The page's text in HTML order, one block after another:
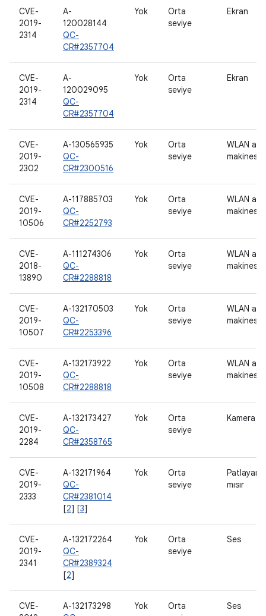
CVE-
2019-
2314
A-
120028144
QC-
CR#2357704
Yok
Orta
seviye
Ekran
CVE-
2019-
2314
A-
120029095
QC-
CR#2357704
Yok
Orta
seviye
Ekran
CVE-
2019-
2302
A-130565935
QC-
CR#2300516
Yok
Orta
seviye
WLAN ana
makinesi
CVE-
2019-
10506
A-117885703
QC-
CR#2252793
Yok
Orta
seviye
WLAN ana
makinesi
CVE-
2018-
13890
A-111274306
QC-
CR#2288818
Yok
Orta
seviye
WLAN ana
makinesi
CVE-
2019-
10507
A-132170503
QC-
CR#2253396
Yok
Orta
seviye
WLAN ana
makinesi
CVE-
2019-
10508
A-132173922
QC-
CR#2288818
Yok
Orta
seviye
WLAN ana
makinesi
CVE-
2019-
2284
A-132173427
QC-
CR#2358765
Yok
Orta
seviye
Kamera
CVE-
2019-
2333
A-132171964
QC-
CR#2381014
[2] [3]
Yok
Orta
seviye
Patlayan
mısır
CVE-
2019-
2341
A-132172264
QC-
CR#2389324
[2]
Yok
Orta
seviye
Ses
CVE-
A-132173298
Yok
Orta
Ses